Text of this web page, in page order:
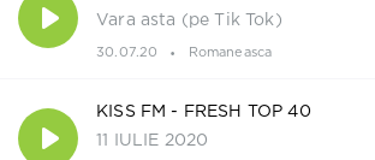
Vara asta (pe Tik Tok)
30.07.20 Romaneasca
KISS FM - FRESH TOP 40
11 IULIE 2020